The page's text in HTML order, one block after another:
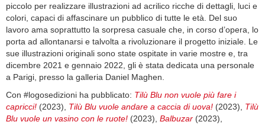
piccolo per realizzare illustrazioni ad acrilico ricche di dettagli, luci e
colori, capaci di affascinare un pubblico di tutte le età. Del suo
lavoro ama soprattutto la sorpresa casuale che, in corso d’opera, lo
porta ad allontanarsi e talvolta a rivoluzionare il progetto iniziale. Le
sue illustrazioni originali sono state ospitate in varie mostre e, tra
dicembre 2021 e gennaio 2022, gli è stata dedicata una personale
a Parigi, presso la galleria Daniel Maghen.
Con #logosedizioni ha pubblicato: Tilù Blu non vuole più fare i
capricci! (2023), Tilù Blu vuole andare a caccia di uova! (2023), Tilù
Blu vuole un vasino con le ruote! (2023), Balbuzar (2023),